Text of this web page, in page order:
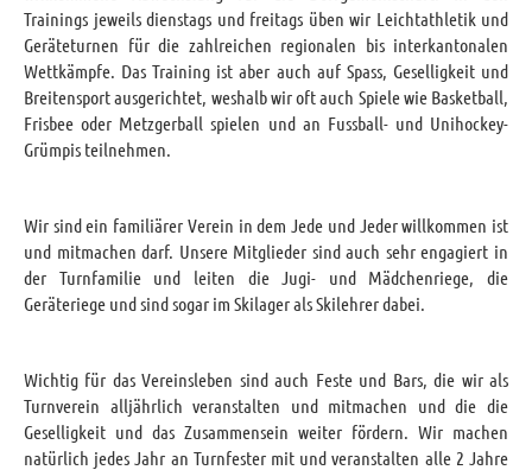
Trainings jeweils dienstags und freitags üben wir Leichtathletik und
Geräteturnen für die zahlreichen regionalen bis interkantonalen
Wettkämpfe. Das Training ist aber auch auf Spass, Geselligkeit und
Breitensport ausgerichtet, weshalb wir oft auch Spiele wie Basketball,
Frisbee oder Metzgerball spielen und an Fussball- und Unihockey-
Grümpis teilnehmen.
Wir sind ein familiärer Verein in dem Jede und Jeder willkommen ist
und mitmachen darf. Unsere Mitglieder sind auch sehr engagiert in
der Turnfamilie und leiten die Jugi- und Mädchenriege, die
Geräteriege und sind sogar im Skilager als Skilehrer dabei.
Wichtig für das Vereinsleben sind auch Feste und Bars, die wir als
Turnverein alljährlich veranstalten und mitmachen und die die
Geselligkeit und das Zusammensein weiter fördern. Wir machen
natürlich jedes Jahr an Turnfester mit und veranstalten alle 2 Jahre